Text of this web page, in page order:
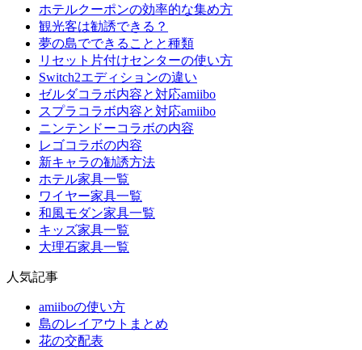
ホテルクーポンの効率的な集め方
観光客は勧誘できる？
夢の島でできることと種類
リセット片付けセンターの使い方
Switch2エディションの違い
ゼルダコラボ内容と対応amiibo
スプラコラボ内容と対応amiibo
ニンテンドーコラボの内容
レゴコラボの内容
新キャラの勧誘方法
ホテル家具一覧
ワイヤー家具一覧
和風モダン家具一覧
キッズ家具一覧
大理石家具一覧
人気記事
amiiboの使い方
島のレイアウトまとめ
花の交配表